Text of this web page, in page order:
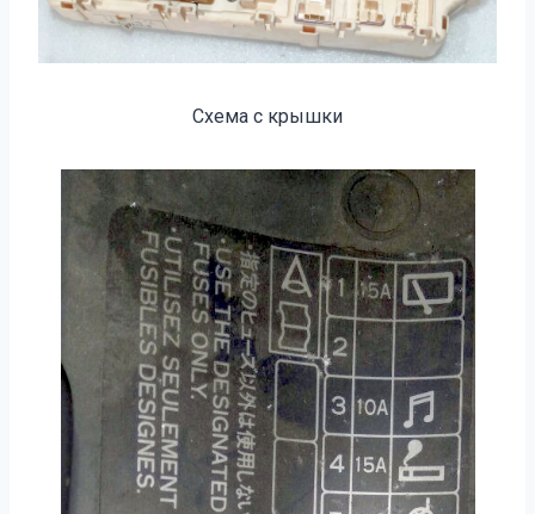
Схема с крышки